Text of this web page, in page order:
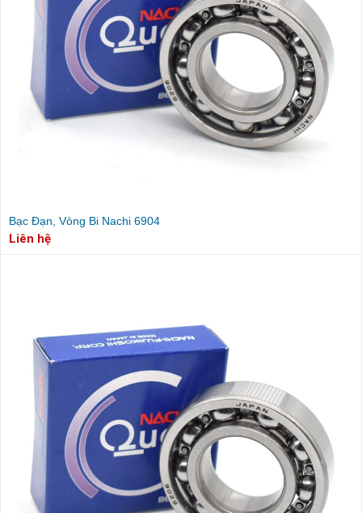
Bạc Đạn, Vòng Bi Nachi 6904
Liên hệ